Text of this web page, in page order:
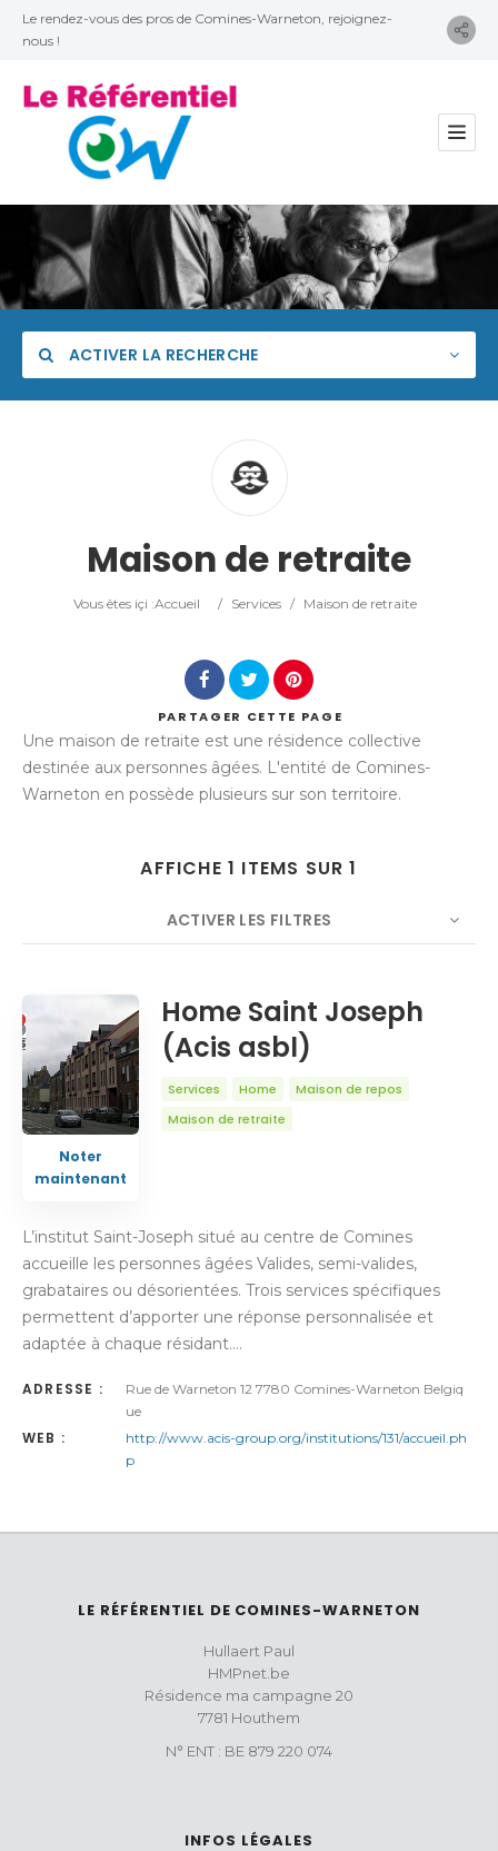
Le rendez-vous des pros de Comines-Warneton, rejoignez-
nous !
ACTIVER LA RECHERCHE
Rechercher
Maison de retraite
Vous êtes içi :Accueil / Services / Maison de retraite
PARTAGER CETTE PAGE
Une maison de retraite est une résidence collective
destinée aux personnes âgées. L'entité de Comines-
Warneton en possède plusieurs sur son territoire.
AFFICHE 1 ITEMS SUR 1
ACTIVER LES FILTRES
NOMBRE 5 Titre
Noter
maintenant
Home Saint Joseph
(Acis asbl)
Services Home
Maison de repos
Maison de retraite
L’institut Saint-Joseph situé au centre de Comines
accueille les personnes âgées Valides, semi-valides,
grabataires ou désorientées. Trois services spécifiques
permettent d’apporter une réponse personnalisée et
adaptée à chaque résidant.…
ADRESSE :
Rue de Warneton 12 7780 Comines-Warneton Belgiq
ue
WEB :
http://www.acis-group.org/institutions/131/accueil.ph
p
LE RÉFÉRENTIEL DE COMINES-WARNETON
Hullaert Paul
HMPnet.be
Résidence ma campagne 20
7781 Houthem
N° ENT : BE 879 220 074
INFOS LÉGALES